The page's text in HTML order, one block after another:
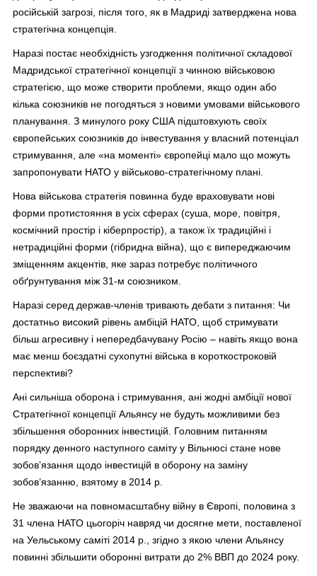
російській загрозі, після того, як в Мадриді затверджена нова
стратегічна концепція.
Наразі постає необхідність узгодження політичної складової
Мадридської стратегічної концепції з чинною військовою
стратегією, що може створити проблеми, якщо один або
кілька союзників не погодяться з новими умовами військового
планування. З минулого року США підштовхують своїх
європейських союзників до інвестування у власний потенціал
стримування, але «на моменті» європейці мало що можуть
запропонувати НАТО у військово-стратегічному плані.
Нова військова стратегія повинна буде враховувати нові
форми протистояння в усіх сферах (суша, море, повітря,
космічний простір і кіберпростір), а також їх традиційні і
нетрадиційні форми (гібридна війна), що є випереджаючим
зміщенням акцентів, яке зараз потребує політичного
обґрунтування між 31-м союзником.
Наразі серед держав-членів тривають дебати з питання: Чи
достатньо високий рівень амбіцій НАТО, щоб стримувати
більш агресивну і непередбачувану Росію – навіть якщо вона
має менш боєздатні сухопутні війська в короткостроковій
перспективі?
Ані сильніша оборона і стримування, ані жодні амбіції нової
Стратегічної концепції Альянсу не будуть можливими без
збільшення оборонних інвестицій. Головним питанням
порядку денного наступного саміту у Вільнюсі стане нове
зобов’язання щодо інвестицій в оборону на заміну
зобов’язанню, взятому в 2014 р.
Не зважаючи на повномасштабну війну в Європі, половина з
31 члена НАТО цьогоріч навряд чи досягне мети, поставленої
на Уельському саміті 2014 р., згідно з якою члени Альянсу
повинні збільшити оборонні витрати до 2% ВВП до 2024 року.